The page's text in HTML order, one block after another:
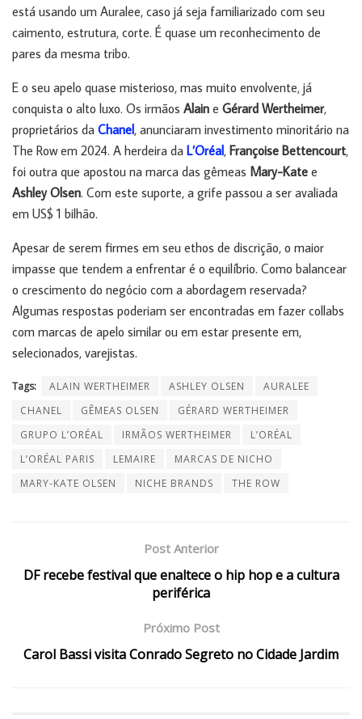
está usando um Auralee, caso já seja familiarizado com seu
caimento, estrutura, corte. É quase um reconhecimento de
pares da mesma tribo.
E o seu apelo quase misterioso, mas muito envolvente, já
conquista o alto luxo. Os irmãos Alain e Gérard Wertheimer,
proprietários da Chanel, anunciaram investimento minoritário na
The Row em 2024. A herdeira da L’Oréal, Françoise Bettencourt,
foi outra que apostou na marca das gêmeas Mary-Kate e
Ashley Olsen. Com este suporte, a grife passou a ser avaliada
em US$ 1 bilhão.
Apesar de serem firmes em seu ethos de discrição, o maior
impasse que tendem a enfrentar é o equilíbrio. Como balancear
o crescimento do negócio com a abordagem reservada?
Algumas respostas poderiam ser encontradas em fazer collabs
com marcas de apelo similar ou em estar presente em,
selecionados, varejistas.
Tags: ALAIN WERTHEIMER ASHLEY OLSEN
AURALEE
CHANEL
GÊMEAS OLSEN
GÉRARD WERTHEIMER
GRUPO L’ORÉAL
IRMÃOS WERTHEIMER
L’ORÉAL
L’ORÉAL PARIS
LEMAIRE
MARCAS DE NICHO
MARY-KATE OLSEN
NICHE BRANDS THE ROW
Post Anterior
DF recebe festival que enaltece o hip hop e a cultura
periférica
Próximo Post
Carol Bassi visita Conrado Segreto no Cidade Jardim